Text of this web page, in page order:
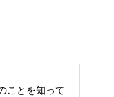
ことを知って